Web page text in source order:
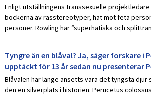
Enligt utställningens transsexuelle
böckerna av rasstereotyper, hat mot feta
personer. Rowling har ”superhatiska och
Tyngre än en blåval? Ja, säger forskare i
upptäckt för 13 år sedan nu presenterar
Blåvalen har länge ansetts vara det tyngsta djur
den en silverplats i historien. Perucetus